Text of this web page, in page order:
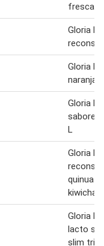
fresca
Gloria
Gloria
naranja/
Gloria
sabores
L
Gloria
quinua /
kiwicha
Gloria
lacto
slim